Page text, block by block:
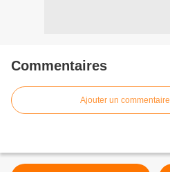
Commentaires
Ajouter un commentaire